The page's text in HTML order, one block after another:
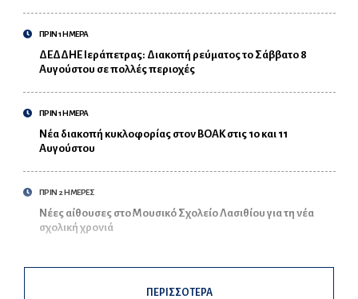
ΠΡΙΝ 1 ΗΜΕΡΑ
ΔΕΔΔΗΕ Ιεράπετρας: Διακοπή ρεύματος το Σάββατο 8
Αυγούστου σε πολλές περιοχές
ΠΡΙΝ 1 ΗΜΕΡΑ
Νέα διακοπή κυκλοφορίας στον ΒΟΑΚ στις 10 και 11
Αυγούστου
ΠΡΙΝ 2 ΗΜΕΡΕΣ
Νέες αίθουσες στο Μουσικό Σχολείο Λασιθίου για τη νέα
σχολική χρονιά
ΠΕΡΙΣΣΟΤΕΡΑ